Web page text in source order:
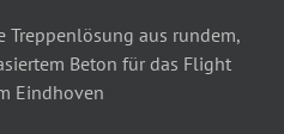
Treppenlösung aus rundem,
Beton für das Flight
Eindhoven